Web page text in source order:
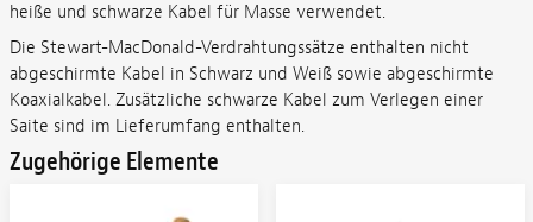
heiße und schwarze Kabel für Masse verwendet.
Die Stewart-MacDonald-Verdrahtungssätze enthalten nicht
abgeschirmte Kabel in Schwarz und Weiß sowie abgeschirmte
Koaxialkabel. Zusätzliche schwarze Kabel zum Verlegen einer
Saite sind im Lieferumfang enthalten.
Zugehörige Elemente